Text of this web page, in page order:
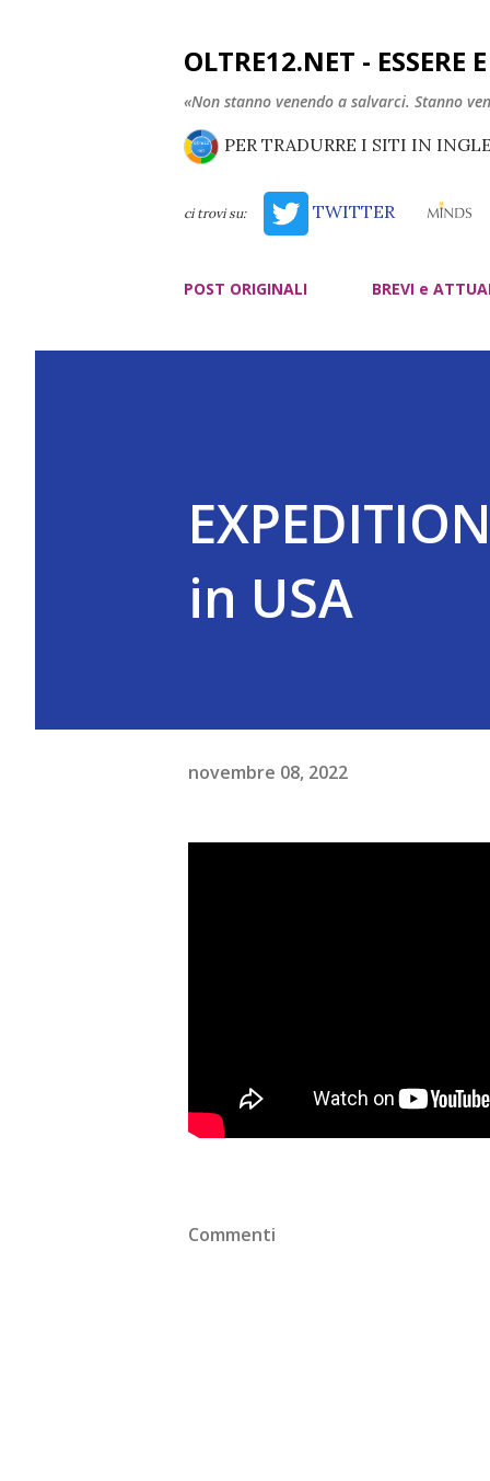
OLTRE12.NET - ESSERE
«Non stanno venendo a salvarci. Stanno
PER TRADURRE I SITI IN
ci trovi su: TWITTER
POST ORIGINALI BREVI e
in USA
novembre 08, 2022
Commenti